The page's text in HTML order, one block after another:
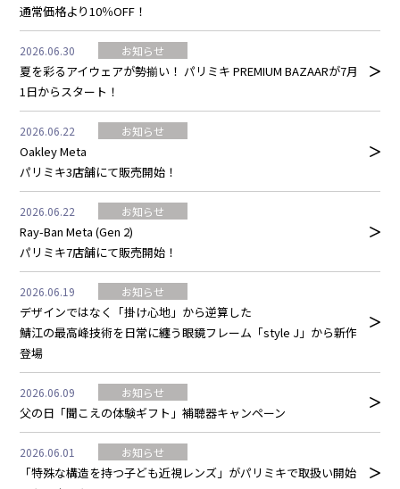
通常価格より10％OFF！
2026.06.30 お知らせ
夏を彩るアイウェアが勢揃い！ パリミキ PREMIUM BAZAARが7月
1日からスタート！
2026.06.22 お知らせ
Oakley Meta
パリミキ3店舗にて販売開始！
2026.06.22 お知らせ
Ray-Ban Meta (Gen 2)
パリミキ7店舗にて販売開始！
2026.06.19 お知らせ
デザインではなく「掛け心地」から逆算した
鯖江の最高峰技術を日常に纏う眼鏡フレーム「style J」から新作
登場
2026.06.09 お知らせ
父の日「聞こえの体験ギフト」補聴器キャンペーン
2026.06.01 お知らせ
「特殊な構造を持つ子ども近視レンズ」がパリミキで取扱い開始